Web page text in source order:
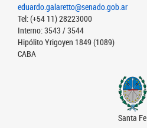
eduardo.galaretto@senado.gob.ar
Tel: (+54 11) 28223000
Interno: 3543 / 3544
Hipólito Yrigoyen 1849 (1089)
CABA
Santa Fe